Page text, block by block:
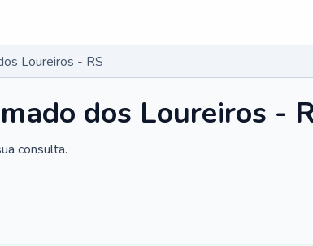
Loureiros - RS
dos Loureiros -
consulta.